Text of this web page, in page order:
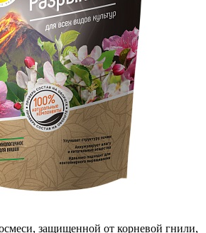
защищенной от корневой гнили,